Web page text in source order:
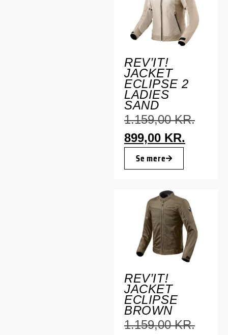
REV’IT!
JACKET
ECLIPSE 2
LADIES
SAND
1.159,00KR.
899,00 KR.
Se mere
REV’IT!
JACKET
ECLIPSE
BROWN
1.159,00KR.